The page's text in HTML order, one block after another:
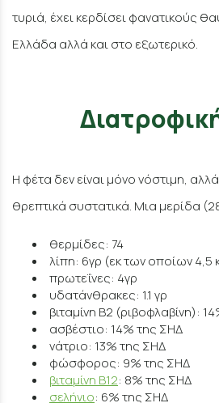
τυριά, έχει κερδίσει φανατικούς
Ελλάδα αλλά και στο εξωτερικό.
Η φέτα δεν είναι μόνο νόστιμη,
θρεπτικά συστατικά. Μια μερίδα
θερμίδες: 74
λίπη: 6γρ (εκ των οποίων 4,5
πρωτεΐνες: 4γρ
υδατάνθρακες: 1.1 γρ
βιταμίνη Β2 (ριβοφλαβίνη):
ασβέστιο: 14% της ΣΗΔ
νάτριο: 13% της ΣΗΔ
φώσφορος: 9% της ΣΗΔ
βιταμίνη B12: 8% της ΣΗΔ
σελήνιο: 6% της ΣΗΔ